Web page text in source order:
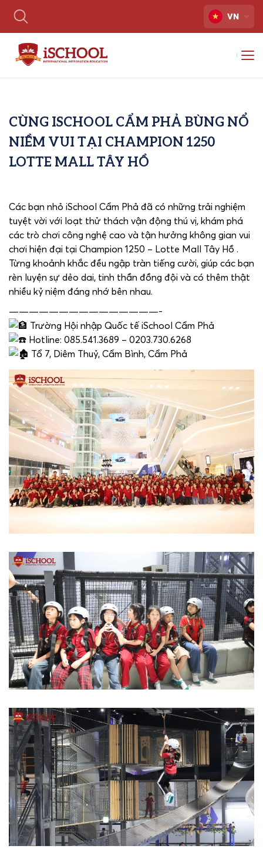
VN
CÙNG ISCHOOL CẨM PHẢ BÙNG NỔ
NIỀM VUI TẠI CHAMPION 1250
LOTTE MALL TÂY HỒ
Các bạn nhỏ iSchool Cẩm Phả đã có những trải nghiệm
tuyệt vời với loạt thử thách vận động thú vị, khám phá
các trò chơi công nghệ cao và tận hưởng không gian vui
chơi hiện đại tại Champion 1250 – Lotte Mall Tây Hồ .
Từng khoảnh khắc đều ngập tràn tiếng cười, giúp các bạn
rèn luyện sự dẻo dai, tinh thần đồng đội và có thêm thật
nhiều kỷ niệm đáng nhớ bên nhau.
———————————————-
Trường Hội nhập Quốc tế iSchool Cẩm Phả
Hotline: 085.541.3689 – 0203.730.6268
Tổ 7, Diêm Thuỷ, Cẩm Bình, Cẩm Phả